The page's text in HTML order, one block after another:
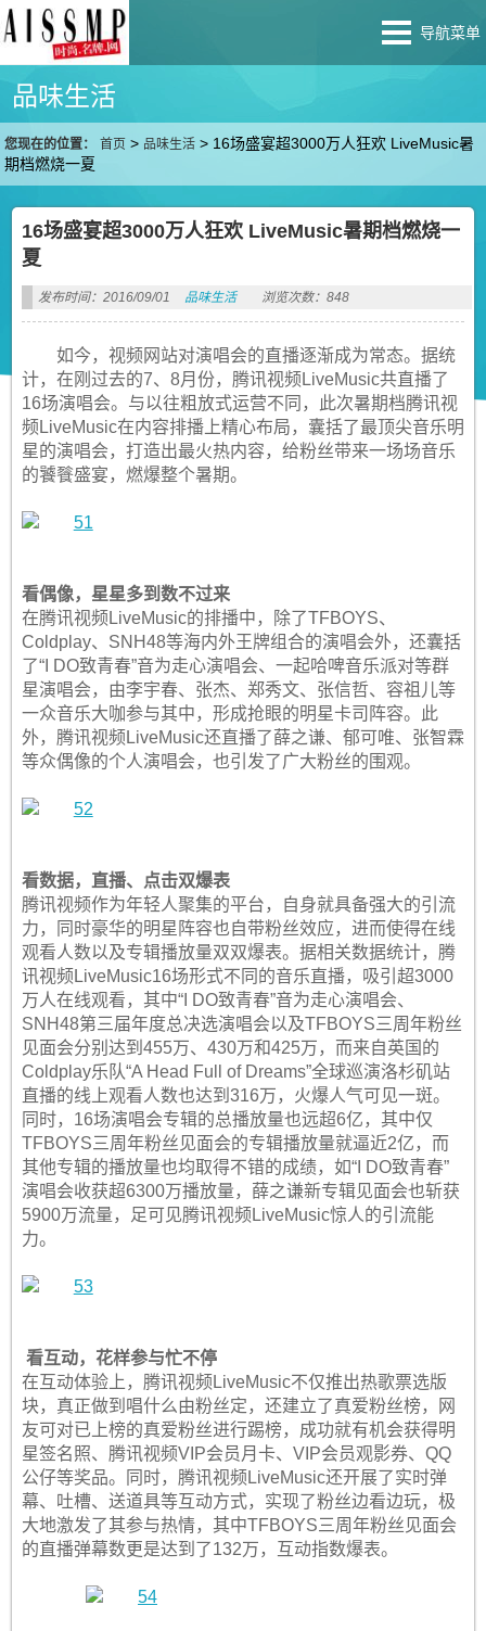
导航菜单
品味生活
您现在的位置： 首页 > 品味生活 > 16场盛宴超3000万人狂欢 LiveMusic暑
期档燃烧一夏
16场盛宴超3000万人狂欢 LiveMusic暑期档燃烧一
夏
发布时间：2016/09/01 品味生活 浏览次数：848
如今，视频网站对演唱会的直播逐渐成为常态。据统
计，在刚过去的7、8月份，腾讯视频LiveMusic共直播了
16场演唱会。与以往粗放式运营不同，此次暑期档腾讯视
频LiveMusic在内容排播上精心布局，囊括了最顶尖音乐明
星的演唱会，打造出最火热内容，给粉丝带来一场场音乐
的饕餮盛宴，燃爆整个暑期。
看偶像，星星多到数不过来
在腾讯视频LiveMusic的排播中，除了TFBOYS、
Coldplay、SNH48等海内外王牌组合的演唱会外，还囊括
了“I DO致青春”音为走心演唱会、一起哈啤音乐派对等群
星演唱会，由李宇春、张杰、郑秀文、张信哲、容祖儿等
一众音乐大咖参与其中，形成抢眼的明星卡司阵容。此
外，腾讯视频LiveMusic还直播了薛之谦、郁可唯、张智霖
等众偶像的个人演唱会，也引发了广大粉丝的围观。
看数据，直播、点击双爆表
腾讯视频作为年轻人聚集的平台，自身就具备强大的引流
力，同时豪华的明星阵容也自带粉丝效应，进而使得在线
观看人数以及专辑播放量双双爆表。据相关数据统计，腾
讯视频LiveMusic16场形式不同的音乐直播，吸引超3000
万人在线观看，其中“I DO致青春”音为走心演唱会、
SNH48第三届年度总决选演唱会以及TFBOYS三周年粉丝
见面会分别达到455万、430万和425万，而来自英国的
Coldplay乐队“A Head Full of Dreams”全球巡演洛杉矶站
直播的线上观看人数也达到316万，火爆人气可见一斑。
同时，16场演唱会专辑的总播放量也远超6亿，其中仅
TFBOYS三周年粉丝见面会的专辑播放量就逼近2亿，而
其他专辑的播放量也均取得不错的成绩，如“I DO致青春”
演唱会收获超6300万播放量，薛之谦新专辑见面会也斩获
5900万流量，足可见腾讯视频LiveMusic惊人的引流能
力。
看互动，花样参与忙不停
在互动体验上，腾讯视频LiveMusic不仅推出热歌票选版
块，真正做到唱什么由粉丝定，还建立了真爱粉丝榜，网
友可对已上榜的真爱粉丝进行踢榜，成功就有机会获得明
星签名照、腾讯视频VIP会员月卡、VIP会员观影券、QQ
公仔等奖品。同时，腾讯视频LiveMusic还开展了实时弹
幕、吐槽、送道具等互动方式，实现了粉丝边看边玩，极
大地激发了其参与热情，其中TFBOYS三周年粉丝见面会
的直播弹幕数更是达到了132万，互动指数爆表。